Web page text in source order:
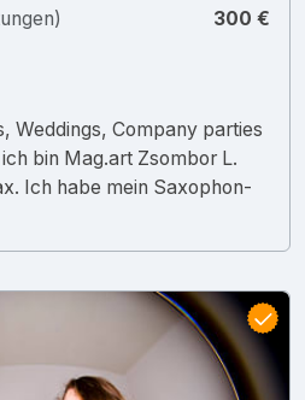
300 €
Weddings, Company parties
bin Mag.art Zsombor L.
Ich habe mein Saxophon-